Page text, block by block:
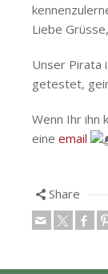
Liebe
Unser Pirata
getestet,
Wenn Ihr ihn
eine email
Share